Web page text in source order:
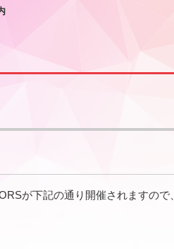
が下記の通り開催されますので